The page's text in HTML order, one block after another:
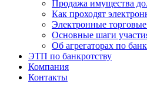
Продажа имущества
Как проходят
Электронные
Основные шаги
Об агрегаторах по
ЭТП по банкротству
Компания
Контакты